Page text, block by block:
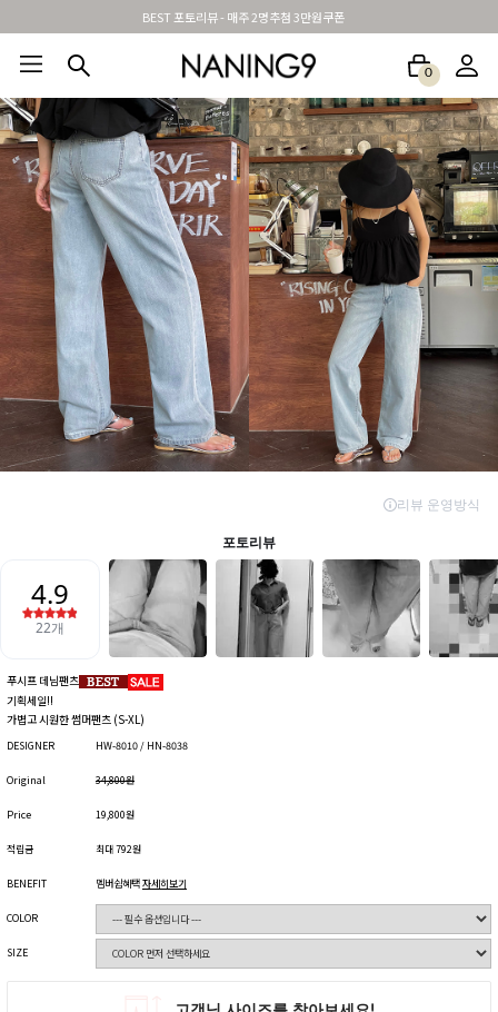
신규가입시 무료배송 + 2천원할인쿠폰
0
BEST100🤍 NEW5% 베스트재진행 썸머여행룩 아울렛 하객&모임룩
푸시프 데님팬츠
기획세일!!
가볍고 시원한 썸머팬츠 (S-XL)
DESIGNER HW-8010 / HN-8038
Original 34,800원
Price 19,800원
적립금 최대 792원
BENEFIT 멤버쉽혜택자세히보기
COLOR
SIZE